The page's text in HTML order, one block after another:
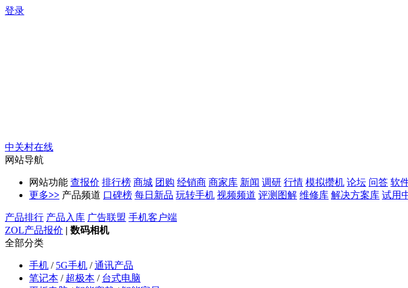
登录
中关村在线
网站导航
网站功能 查报价 排行榜 商城 团购 经销商 商家库 新闻 调研 行情 模拟攒机 论坛 问答 软
更多>> 产品频道 口碑榜 每日新品 玩转手机 视频频道 评测图解 维修库 解决方案库 试用
产品排行 产品入库 广告联盟 手机客户端
ZOL产品报价 | 数码相机
全部分类
手机 / 5G手机 /通讯产品
笔记本 / 超极本 / 台式电脑